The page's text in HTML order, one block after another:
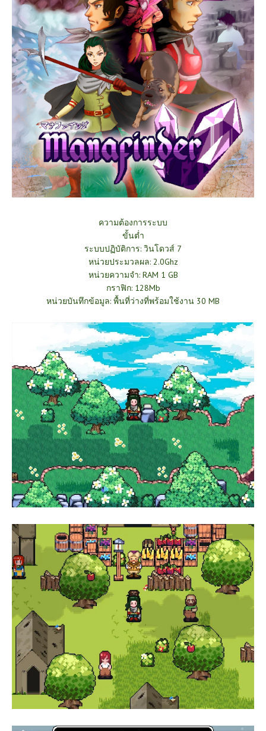
ความต้องการระบบ
ขั้นต่ำ
ระบบปฏิบัติการ: วินโดวส์ 7
หน่วยประมวลผล: 2.0Ghz
หน่วยความจำ: RAM 1 GB
กราฟิก: 128Mb
หน่วยบันทึกข้อมูล: พื้นที่ว่างที่พร้อมใช้งาน 30 MB